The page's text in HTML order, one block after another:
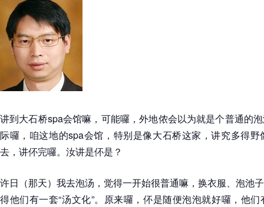
讲到大石桥spa会馆嘛，可能囉，外地侬会以为就是个普通的
际囉，咱这地的spa会馆，特别是像大石桥这家，讲究多得
去，讲伓完囉。汝讲是伓是？
许日（那天）我去泡汤，觉得一开始很普通嘛，换衣服、泡池
得他们有一套“汤文化”。原来囉，伓是随便泡泡就好囉，他